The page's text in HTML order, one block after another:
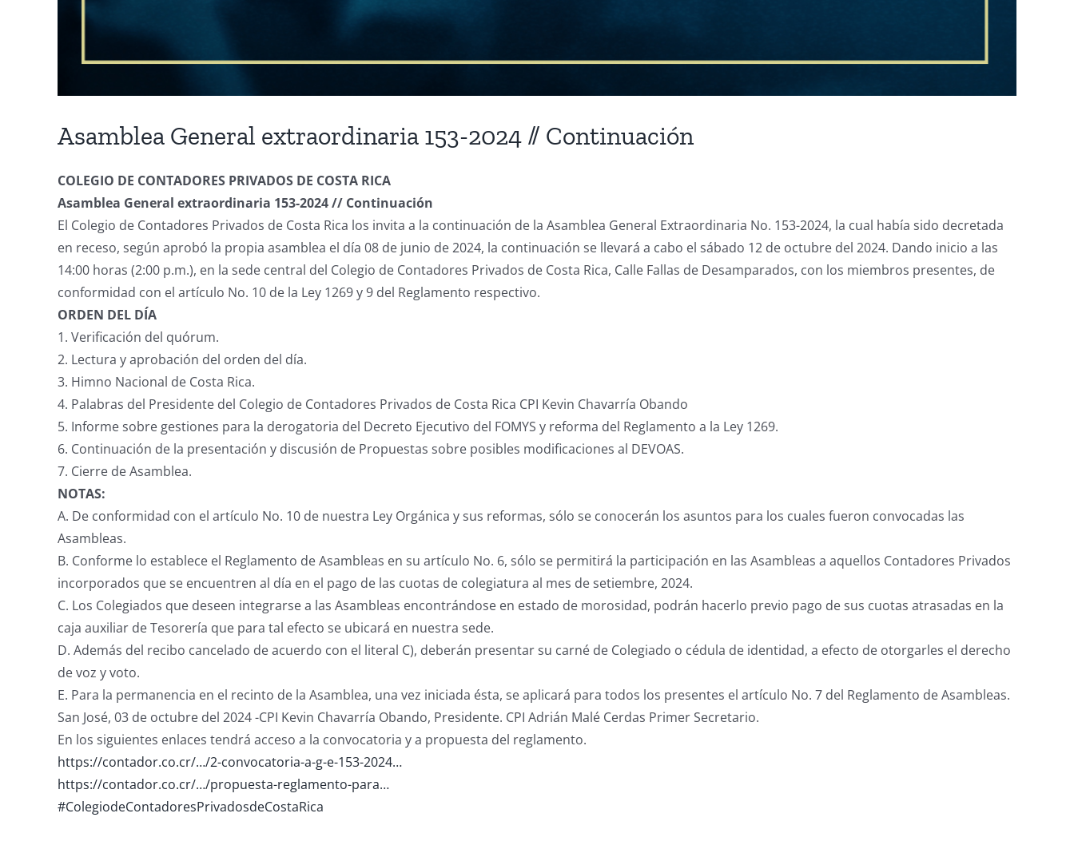
Asamblea General extraordinaria 153-2024 // Continuación
COLEGIO DE CONTADORES PRIVADOS DE COSTA RICA
Asamblea General extraordinaria 153-2024 // Continuación
El Colegio de Contadores Privados de Costa Rica los invita a la continuación de la Asamblea General Extraordinaria No. 153-2024, la cual había sido decretada
en receso, según aprobó la propia asamblea el día 08 de junio de 2024, la continuación se llevará a cabo el sábado 12 de octubre del 2024. Dando inicio a las
14:00 horas (2:00 p.m.), en la sede central del Colegio de Contadores Privados de Costa Rica, Calle Fallas de Desamparados, con los miembros presentes, de
conformidad con el artículo No. 10 de la Ley 1269 y 9 del Reglamento respectivo.
ORDEN DEL DÍA
1. Verificación del quórum.
2. Lectura y aprobación del orden del día.
3. Himno Nacional de Costa Rica.
4. Palabras del Presidente del Colegio de Contadores Privados de Costa Rica CPI Kevin Chavarría Obando
5. Informe sobre gestiones para la derogatoria del Decreto Ejecutivo del FOMYS y reforma del Reglamento a la Ley 1269.
6. Continuación de la presentación y discusión de Propuestas sobre posibles modificaciones al DEVOAS.
7. Cierre de Asamblea.
NOTAS:
A. De conformidad con el artículo No. 10 de nuestra Ley Orgánica y sus reformas, sólo se conocerán los asuntos para los cuales fueron convocadas las
Asambleas.
B. Conforme lo establece el Reglamento de Asambleas en su artículo No. 6, sólo se permitirá la participación en las Asambleas a aquellos Contadores Privados
incorporados que se encuentren al día en el pago de las cuotas de colegiatura al mes de setiembre, 2024.
C. Los Colegiados que deseen integrarse a las Asambleas encontrándose en estado de morosidad, podrán hacerlo previo pago de sus cuotas atrasadas en la
caja auxiliar de Tesorería que para tal efecto se ubicará en nuestra sede.
D. Además del recibo cancelado de acuerdo con el literal C), deberán presentar su carné de Colegiado o cédula de identidad, a efecto de otorgarles el derecho
de voz y voto.
E. Para la permanencia en el recinto de la Asamblea, una vez iniciada ésta, se aplicará para todos los presentes el artículo No. 7 del Reglamento de Asambleas.
San José, 03 de octubre del 2024 -CPI Kevin Chavarría Obando, Presidente. CPI Adrián Malé Cerdas Primer Secretario.
En los siguientes enlaces tendrá acceso a la convocatoria y a propuesta del reglamento.
https://contador.co.cr/…/2-convocatoria-a-g-e-153-2024…
https://contador.co.cr/…/propuesta-reglamento-para…
#ColegiodeContadoresPrivadosdeCostaRica